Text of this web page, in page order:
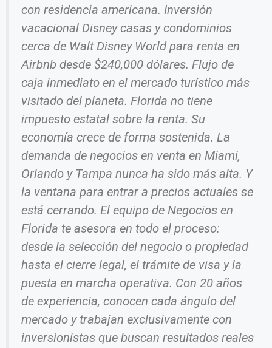
con residencia americana. Inversión
vacacional Disney casas y condominios
cerca de Walt Disney World para renta en
Airbnb desde $240,000 dólares. Flujo de
caja inmediato en el mercado turístico más
visitado del planeta. Florida no tiene
impuesto estatal sobre la renta. Su
economía crece de forma sostenida. La
demanda de negocios en venta en Miami,
Orlando y Tampa nunca ha sido más alta. Y
la ventana para entrar a precios actuales se
está cerrando. El equipo de Negocios en
Florida te asesora en todo el proceso:
desde la selección del negocio o propiedad
hasta el cierre legal, el trámite de visa y la
puesta en marcha operativa. Con 20 años
de experiencia, conocen cada ángulo del
mercado y trabajan exclusivamente con
inversionistas que buscan resultados reales